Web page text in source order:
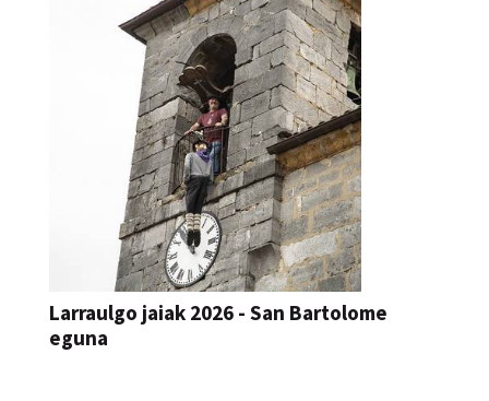
Larraulgo jaiak 2026 - San Bartolome
eguna